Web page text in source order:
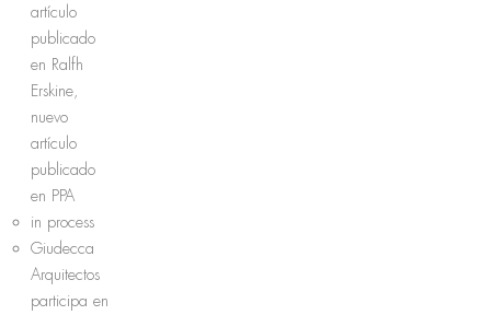
artículo
publicado
en Ralfh
Erskine,
nuevo
artículo
publicado
en PPA
in process
Giudecca
Arquitectos
participa en